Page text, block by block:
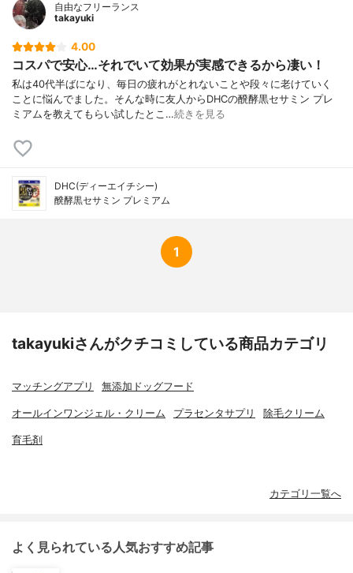
自由なフリーランス
takayuki
4.00
コスパで安心…それでいて効果が実感できるから凄い！
私は40代半ばになり、毎日の疲れがとれないことや段々に老けていく
ことに悩んでました。そんな時に友人からDHCの醗酵黒セサミン プレ
ミアムを教えてもらい試したとこ…続きを見る
DHC(ディーエイチシー)
醗酵黒セサミン プレミアム
1
takayukiさんがクチコミしている商品カテゴリ
マッチングアプリ 無添加ドッグフード
オールインワンジェル・クリーム プラセンタサプリ 除毛クリーム
育毛剤
カテゴリ一覧へ
よく見られている人気おすすめ記事